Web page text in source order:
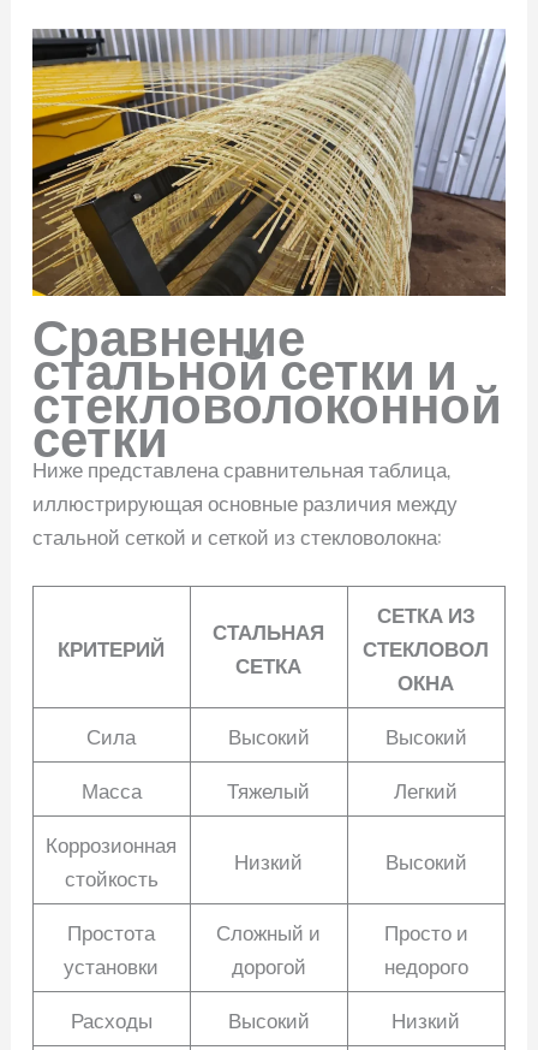
Сравнение
стальной сетки и
стекловолоконной
сетки
Ниже представлена сравнительная таблица,
иллюстрирующая основные различия между
стальной сеткой и сеткой из стекловолокна:
КРИТЕРИЙ
СТАЛЬНАЯ
СЕТКА
СЕТКА ИЗ
СТЕКЛОВОЛ
ОКНА
Сила
Высокий
Высокий
Масса
Тяжелый
Легкий
Коррозионная
стойкость
Низкий Высокий
Простота
установки
Сложный и
дорогой
Просто и
недорого
Расходы
Высокий Низкий